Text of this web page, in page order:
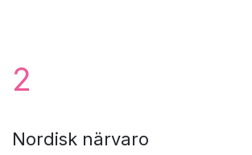
2
Nordisk närvaro